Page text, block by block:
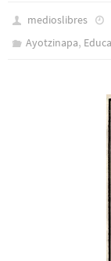
medioslibres
Ayotzinapa,